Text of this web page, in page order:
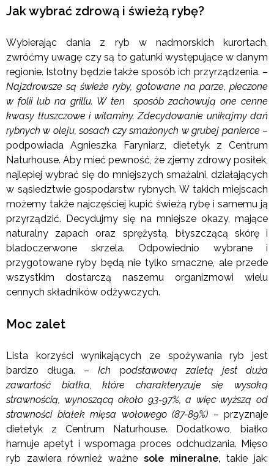
Jak wybrać zdrową i świeżą rybę?
Wybierając dania z ryb w nadmorskich kurortach,
zwróćmy uwagę czy są to gatunki występujące w danym
regionie. Istotny będzie także sposób ich przyrządzenia. –
Najzdrowsze są świeże ryby, gotowane na parze, pieczone
w folii lub na grillu. W ten sposób zachowują one cenne
kwasy tłuszczowe i witaminy. Zdecydowanie unikajmy dań
rybnych w oleju, sosach czy smażonych w grubej panierce –
podpowiada Agnieszka Faryniarz, dietetyk z Centrum
Naturhouse. Aby mieć pewność, że zjemy zdrowy posiłek,
najlepiej wybrać się do mniejszych smażalni, działających
w sąsiedztwie gospodarstw rybnych. W takich miejscach
możemy także najczęściej kupić świeżą rybę i samemu ją
przyrządzić. Decydujmy się na mniejsze okazy, mające
naturalny zapach oraz sprężystą, błyszczącą skórę i
bladoczerwone skrzela. Odpowiednio wybrane i
przygotowane ryby będą nie tylko smaczne, ale przede
wszystkim dostarczą naszemu organizmowi wielu
cennych składników odżywczych.
Moc zalet
Lista korzyści wynikających ze spożywania ryb jest
bardzo długa. –Ich podstawową zaletą jest duża
zawartość białka, które charakteryzuje się wysoką
strawnością, wynoszącą około 93-97%, a więc wyższą od
strawności białek mięsa wołowego (87-89%) – przyznaje
dietetyk z Centrum Naturhouse. Dodatkowo, białko
hamuje apetyt i wspomaga proces odchudzania. Mięso
ryb zawiera również ważne sole mineralne, takie jak: